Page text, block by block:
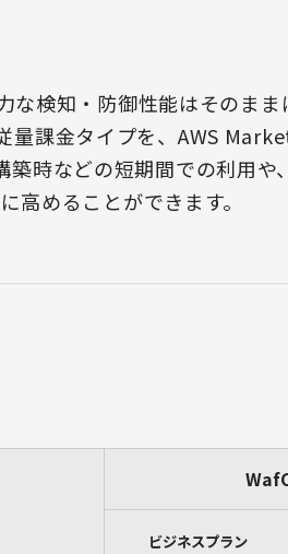
な検知・防御性能はそのま
量課金タイプを、AWS
築時などの短期間での利用
高めることができます。
ビジネスプラン